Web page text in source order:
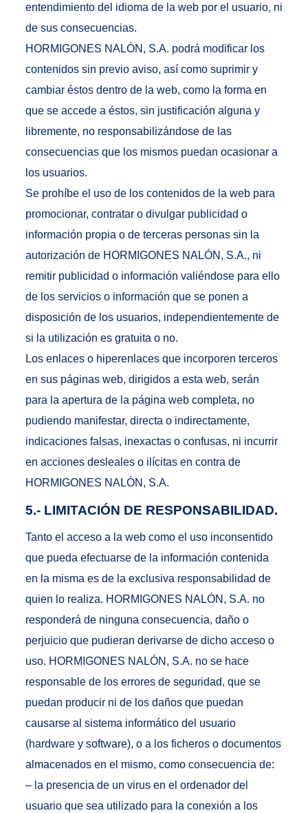
entendimiento del idioma de la web por el usuario, ni
de sus consecuencias.
HORMIGONES NALÓN, S.A. podrá modificar los
contenidos sin previo aviso, así como suprimir y
cambiar éstos dentro de la web, como la forma en
que se accede a éstos, sin justificación alguna y
libremente, no responsabilizándose de las
consecuencias que los mismos puedan ocasionar a
los usuarios.
Se prohíbe el uso de los contenidos de la web para
promocionar, contratar o divulgar publicidad o
información propia o de terceras personas sin la
autorización de HORMIGONES NALÓN, S.A., ni
remitir publicidad o información valiéndose para ello
de los servicios o información que se ponen a
disposición de los usuarios, independientemente de
si la utilización es gratuita o no.
Los enlaces o hiperenlaces que incorporen terceros
en sus páginas web, dirigidos a esta web, serán
para la apertura de la página web completa, no
pudiendo manifestar, directa o indirectamente,
indicaciones falsas, inexactas o confusas, ni incurrir
en acciones desleales o ilícitas en contra de
HORMIGONES NALÓN, S.A.
5.- LIMITACIÓN DE RESPONSABILIDAD.
Tanto el acceso a la web como el uso inconsentido
que pueda efectuarse de la información contenida
en la misma es de la exclusiva responsabilidad de
quien lo realiza. HORMIGONES NALÓN, S.A. no
responderá de ninguna consecuencia, daño o
perjuicio que pudieran derivarse de dicho acceso o
uso. HORMIGONES NALÓN, S.A. no se hace
responsable de los errores de seguridad, que se
puedan producir ni de los daños que puedan
causarse al sistema informático del usuario
(hardware y software), o a los ficheros o documentos
almacenados en el mismo, como consecuencia de:
– la presencia de un virus en el ordenador del
usuario que sea utilizado para la conexión a los